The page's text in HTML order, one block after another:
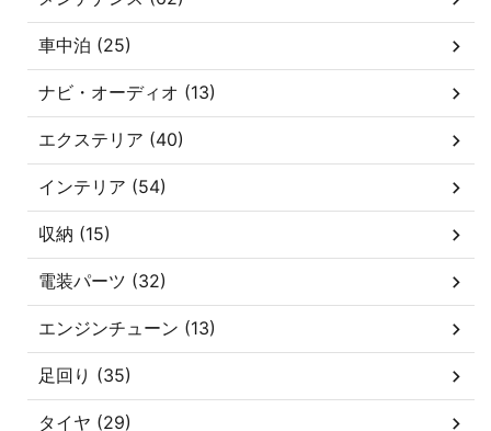
車中泊 (25)
ナビ・オーディオ (13)
エクステリア (40)
インテリア (54)
収納 (15)
電装パーツ (32)
エンジンチューン (13)
足回り (35)
タイヤ (29)